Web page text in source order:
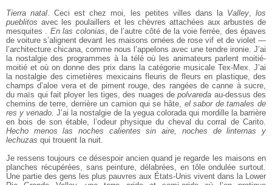
Tierra natal . Ceci est chez moi, les petites villes dans la Valley,los
pueblitos avec les poulaillers et les chèvres attachées aux arbustes de
mesquites . En las colonias , de l’autre côté de la voie ferrée, des épaves
de voiture s’alignent devant les maisons ornées de rose vif et de violet —
l’architecture chicana, comme nous l’appelons avec une tendre ironie. J’ai
la nostalgie des programmes à la télé où les animateurs parlent moitié-
moitié et où on donne des prix dans la catégorie musicale Tex-Mex. J’ai
la nostalgie des cimetières mexicains fleuris de fleurs en plastique, des
champs d’aloe vera et de piment rouge, des rangées de canne à sucre,
du maïs qui fait ployer les tiges, des nuages depolvareda au-dessus des
chemins de terre, derrière un camion qui se hâte, el sabor de tamales de
res y venado . J’ai la nostalgie de la yegua colorada qui mordille la barrière
en bois de son étable, l’odeur physique du cheval du corral de Carito.
Hecho menos las noches calientes sin aire, noches de linternas y
lechuzas qui trouent la nuit.
Je ressens toujours ce désespoir ancien quand je regarde les maisons en
planches récupérées, sans peinture, délabrées, en tôle ondulée surtout.
Une partie des gens les plus pauvres aux États-Unis vivent dans la Lower